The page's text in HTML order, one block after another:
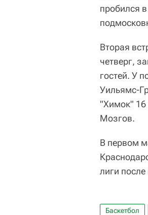
пробился
Вторая
четверг,
гостей. У
Уильямс-
"Химок" 16
Мозгов.
В первом
лиги после
Баскетбол